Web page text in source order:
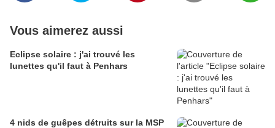
Vous aimerez aussi
Eclipse solaire : j'ai trouvé les
lunettes qu'il faut à Penhars
4 nids de guêpes détruits sur la MSP